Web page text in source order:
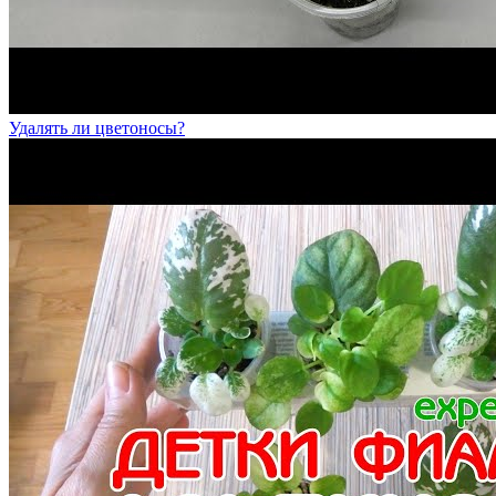
Удалять ли цветоносы?